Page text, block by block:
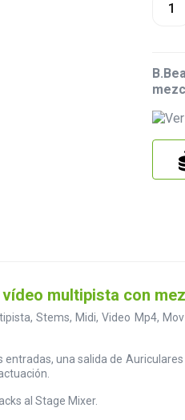
multipista con
Stems, Midi, Video Mp4,
una salida de
al Stage Mixer.